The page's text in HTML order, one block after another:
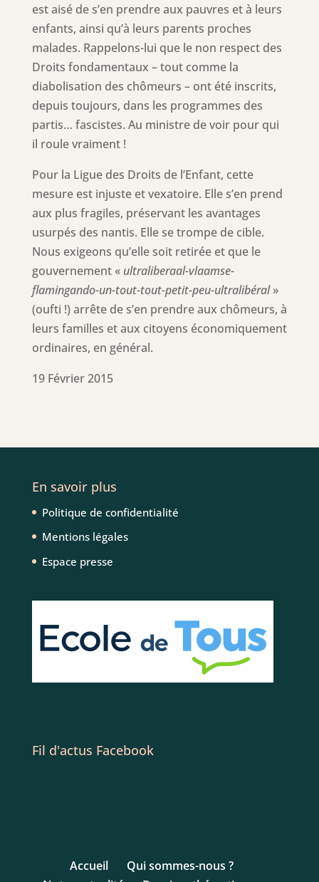
est aisé de s’en prendre aux pauvres et à leurs
enfants, ainsi qu’à leurs parents proches
malades. Rappelons-lui que le non respect des
Droits fondamentaux – tout comme la
diabolisation des chômeurs – ont été inscrits,
depuis toujours, dans les programmes des
partis… fascistes. Au ministre de voir pour qui
il roule vraiment !
Pour la Ligue des Droits de l’Enfant, cette
mesure est injuste et vexatoire. Elle s’en prend
aux plus fragiles, préservant les avantages
usurpés des nantis. Elle se trompe de cible.
Nous exigeons qu’elle soit retirée et que le
gouvernement « ultraliberaal-vlaamse-
flamingando-un-tout-tout-petit-peu-ultralibéral»
(oufti !) arrête de s’en prendre aux chômeurs, à
leurs familles et aux citoyens économiquement
ordinaires, en général.
19 Février 2015
En savoir plus
Politique de confidentialité
Mentions légales
Espace presse
Fil d'actus Facebook
Accueil
Qui sommes-nous ?